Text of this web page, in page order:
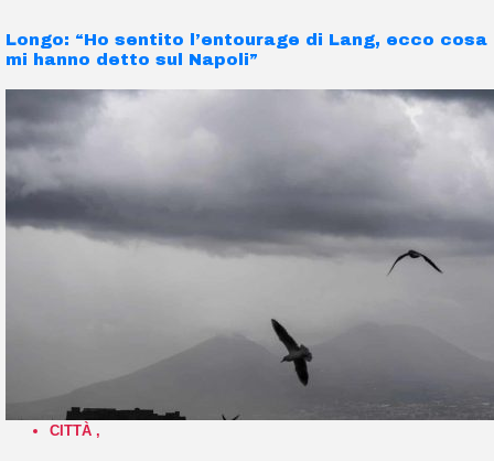
Longo: “Ho sentito l’entourage di Lang, ecco cosa
mi hanno detto sul Napoli”
CITTÀ ,